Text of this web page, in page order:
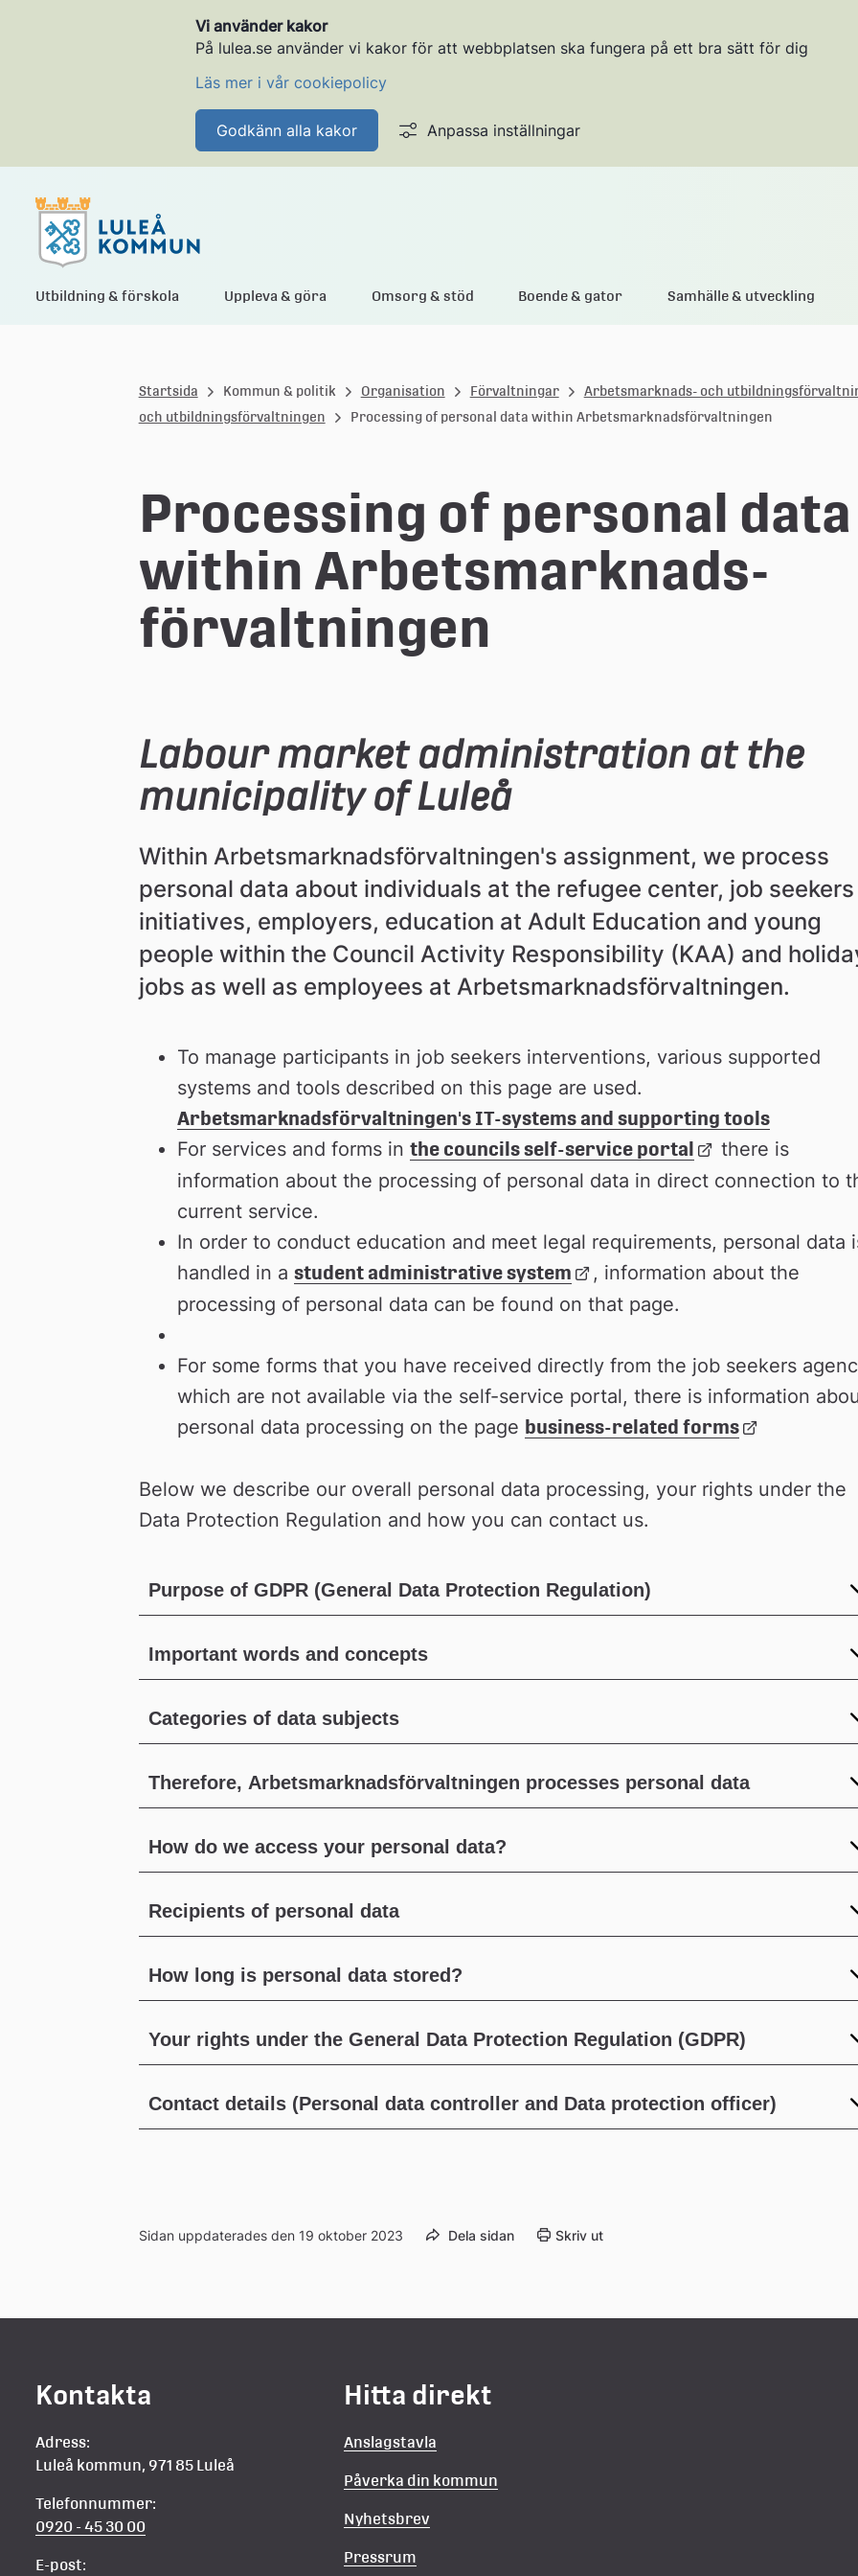
Vi använder kakor
På lulea.se använder vi kakor för att webbplatsen ska fungera på ett bra sätt för dig
Läs mer i vår cookiepolicy
Godkänn alla kakor Anpassa inställningar
L
Utbildning & förskola Uppleva & göra Omsorg & stöd Boende & gator Samhälle & utveckling
Startsida Kommun & politik Organisation Förvaltningar
Arbetsmarknads- och
och utbildningsförvaltningen
Processing of personal data within Arbetsmarknadsförvaltningen
Processing of personal data
within Arbetsmarknads-
förvaltningen
Labour market administration at the
municipality of Luleå
Within Arbetsmarknadsförvaltningen's assignment, we process
personal data about individuals at the refugee center, job seekers
initiatives, employers, education at Adult Education and young
people within the Council Activity Responsibility (KAA) and
jobs as well as employees at Arbetsmarknadsförvaltningen.
To manage participants in job seekers interventions, various supported
Arbetsmarknadsförvaltningen's IT-systems and supporting tools
For services and forms in the councils self-service portal Länk
till
webbplats
there is
information about the processing of personal data in direct connection to
current service.
In order to conduct education and meet legal requirements, personal data
handled in a student administrative system Länk
till
webbplats
, information about the
processing of personal data can be found on that page.
For some forms that you have received directly from the job seekers
which are not available via the self-service portal, there is information
personal data processing on the page business-related formsLänk
extern
Below we describe our overall personal data processing, your rights under the
Data Protection Regulation and how you can contact us.
Purpose of GDPR (General Data Protection Regulation)
Important words and concepts
Categories of data subjects
Therefore, Arbetsmarknadsförvaltningen processes personal data
How do we access your personal data?
Recipients of personal data
How long is personal data stored?
Your rights under the General Data Protection Regulation (GDPR)
Contact details (Personal data controller and Data protection officer)
Sidan uppdaterades den 19 oktober 2023 Dela sidan Skriv ut
Kontakta
Adress:
Luleå kommun, 971 85 Luleå
Telefonnummer:
0920 - 45 30 00
E-post:
Hitta direkt
Anslagstavla
Påverka din kommun
Nyhetsbrev
Pressrum